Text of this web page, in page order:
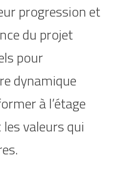
progression et
du projet
pour
dynamique
à l’étage
valeurs qui